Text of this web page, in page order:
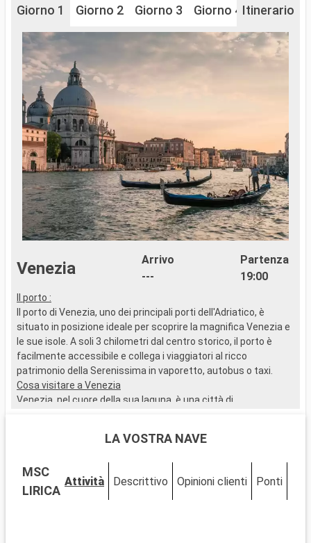
Giorno 1 Giorno 2 Giorno 3 Giorno 4 Giorno 5
Itinerario
Venezia
Arrivo
---
Partenza
19:00
Il porto :
Il porto di Venezia, uno dei principali porti dell'Adriatico, è
situato in posizione ideale per scoprire la magnifica Venezia e
le sue isole. A soli 3 chilometri dal centro storico, il porto è
facilmente accessibile e collega i viaggiatori al ricco
patrimonio della Serenissima in vaporetto, autobus o taxi.
Cosa visitare a Venezia
Venezia, nel cuore della sua laguna, è una città di
basilica, al maestoso Palazzo Ducale, la città rivela la sua
vista indimenticabile della città, compreso l'iconico Ponte di
Rialto.
Cosa visitare nei dintorni
LA VOSTRA NAVE
MSC
LIRICA
Attività Descrittivo Opinioni clienti Ponti